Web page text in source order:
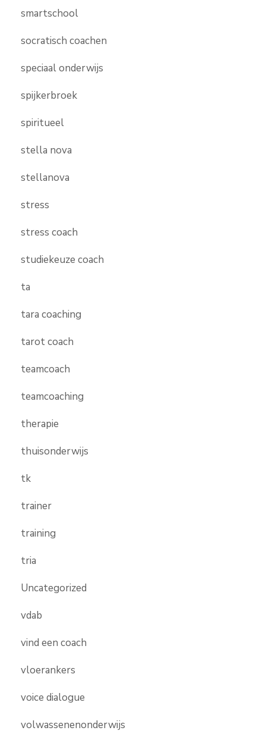
smartschool
socratisch coachen
speciaal onderwijs
spijkerbroek
spiritueel
stella nova
stellanova
stress
stress coach
studiekeuze coach
ta
tara coaching
tarot coach
teamcoach
teamcoaching
therapie
thuisonderwijs
tk
trainer
training
tria
Uncategorized
vdab
vind een coach
vloerankers
voice dialogue
volwassenenonderwijs